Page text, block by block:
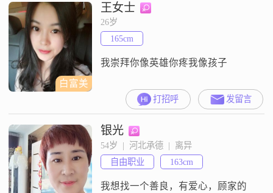
白富美
王女士
26岁
165cm
我崇拜你像英雄你疼我像孩子
打招呼 发留言
银光
54岁  |  河北承德  |  离异
自由职业
163cm
我想找一个善良，有爱心，顾家的